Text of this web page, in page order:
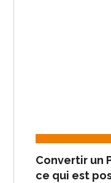
Convertir un
ce qui est